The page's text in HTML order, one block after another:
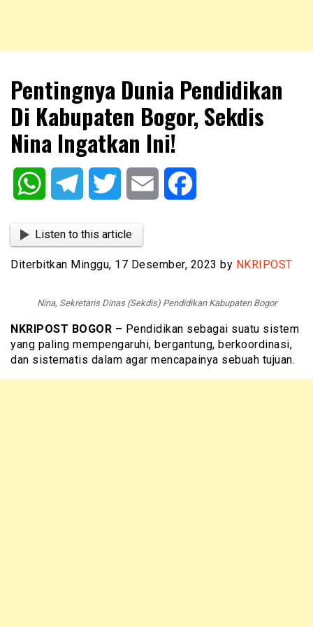
NKRIPOST
Pentingnya Dunia Pendidikan
Di Kabupaten Bogor, Sekdis
Nina Ingatkan Ini!
WhatsAppTelegram Twitter Email
Listen to this article
Diterbitkan Minggu, 17 Desember, 2023 by NKRIPOST
Nina, Sekretaris Dinas (Sekdis) Pendidikan Kabupaten Bogor
NKRIPOST BOGOR – Pendidikan sebagai suatu sistem
yang paling mempengaruhi, bergantung, berkoordinasi,
dan sistematis dalam agar mencapainya sebuah tujuan.